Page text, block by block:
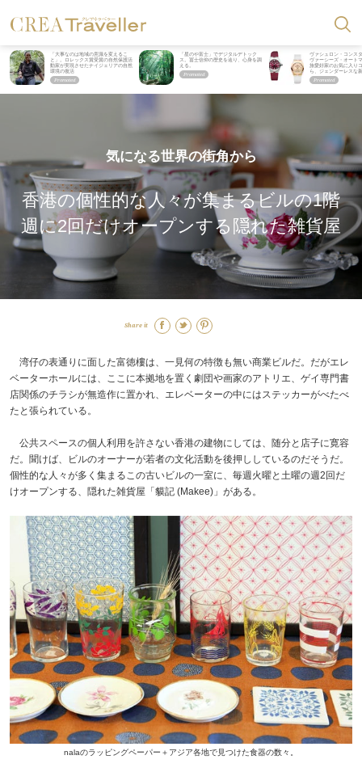
「大事なのは地域の意識を変えるこ
と」。ロレックス賞受賞の自然保護活
動家が実現させたナイジェリアの自然
環境の復活
「星のや富士」でデジタルデトック
ス。冨士信仰の歴史を辿り、心身を調
える。
ヴァシュロン・コンス
ヴァーシーズ・オート
旅愛好家のお気に入り
ら、ジェンダーレスな
気になる世界の街角から
香港の個性的な人々が集まるビルの1階
週に2回だけオープンする隠れた雑貨屋
Share it
湾仔の表通りに面した富徳樓は、一見何の特徴も無い商業ビルだ。だがエレ
ベーターホールには、ここに本拠地を置く劇団や画家のアトリエ、ゲイ専門書
店関係のチラシが無造作に置かれ、エレベーターの中にはステッカーがべたべ
たと張られている。
公共スペースの個人利用を許さない香港の建物にしては、随分と店子に寛容
だ。聞けば、ビルのオーナーが若者の文化活動を後押ししているのだそうだ。
個性的な人々が多く集まるこの古いビルの一室に、毎週火曜と土曜の週2回だ
けオープンする、隠れた雑貨屋「貘記 (Makee)」がある。
nalaのラッピングペーパー＋アジア各地で見つけた食器の数々。